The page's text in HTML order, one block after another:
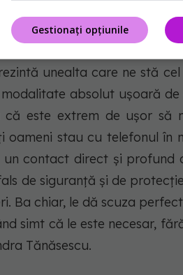
Poate fi o modalitate
În acest caz, telefonul
evităm un răspuns sau
unealta care ne stă
absolut ușoară
este extrem de ușor să
stau cu telefonul în
contact direct și profund
de siguranță și de
Ba chiar, le dă scuza
simt că le este necesar,
Tănăsescu.
Gestionați opțiunile